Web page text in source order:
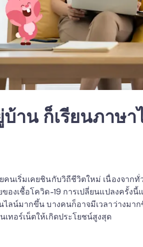
าน ก็เรียนภาษา
คนเริ่มเคยชินกับวิถีชีวิตใหม่ เนื่องจาก
องเชื้อโควิด-19 การเปลี่ยนแปลงครั้ง
ไลน์มากขึ้น บางคนก็อาจมีเวลาว่างม
เทอร์เน็ตให้เกิดประโยชน์สูงสุด